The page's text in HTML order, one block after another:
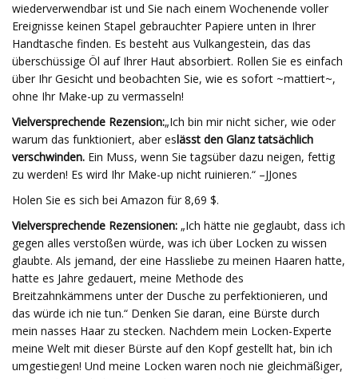
wiederverwendbar ist und Sie nach einem Wochenende voller
Ereignisse keinen Stapel gebrauchter Papiere unten in Ihrer
Handtasche finden. Es besteht aus Vulkangestein, das das
überschüssige Öl auf Ihrer Haut absorbiert. Rollen Sie es einfach
über Ihr Gesicht und beobachten Sie, wie es sofort ~mattiert~,
ohne Ihr Make-up zu vermasseln!
Vielversprechende Rezension:„Ich bin mir nicht sicher, wie oder
warum das funktioniert, aber eslässt den Glanz tatsächlich
verschwinden. Ein Muss, wenn Sie tagsüber dazu neigen, fettig
zu werden! Es wird Ihr Make-up nicht ruinieren.“ –JJones
Holen Sie es sich bei Amazon für 8,69 $.
Vielversprechende Rezensionen: „Ich hätte nie geglaubt, dass ich
gegen alles verstoßen würde, was ich über Locken zu wissen
glaubte. Als jemand, der eine Hassliebe zu meinen Haaren hatte,
hatte es Jahre gedauert, meine Methode des
Breitzahnkämmens unter der Dusche zu perfektionieren, und
das würde ich nie tun.“ Denken Sie daran, eine Bürste durch
mein nasses Haar zu stecken. Nachdem mein Locken-Experte
meine Welt mit dieser Bürste auf den Kopf gestellt hat, bin ich
umgestiegen! Und meine Locken waren noch nie gleichmäßiger,